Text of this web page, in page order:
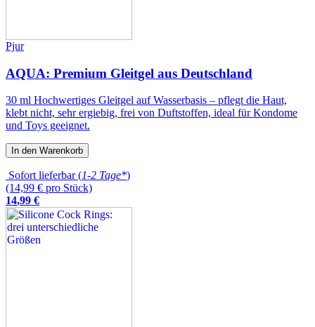
Pjur
AQUA: Premium Gleitgel aus Deutschland
30 ml Hochwertiges Gleitgel auf Wasserbasis – pflegt die Haut,
klebt nicht, sehr ergiebig, frei von Duftstoffen, ideal für Kondome
und Toys geeignet.
In den Warenkorb
Sofort lieferbar (1-2 Tage*)
(14,99 € pro Stück)
14,99 €